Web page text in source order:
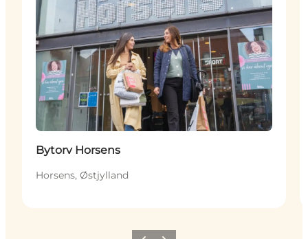
Bytorv Horsens
Horsens, Østjylland